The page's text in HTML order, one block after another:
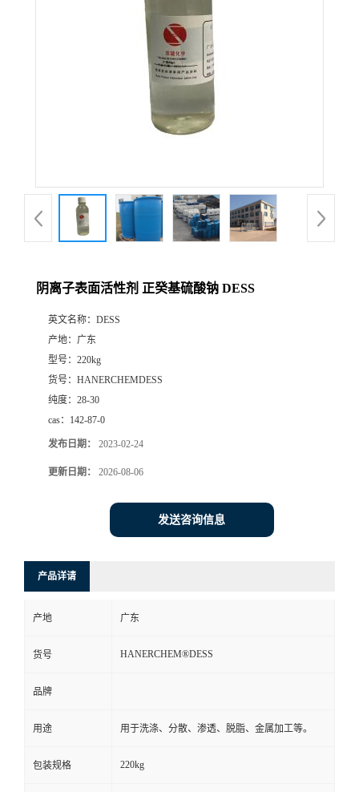
阴离子表面活性剂 正癸基硫酸钠 DESS
英文名称： DESS
产地： 广东
型号： 220kg
货号： HANERCHEMDESS
纯度： 28-30
cas： 142-87-0
发布日期： 2023-02-24
更新日期： 2026-08-06
发送咨询信息
产品详请
产地 广东
货号 HANERCHEM®DESS
品牌
用途 用于洗涤、分散、渗透、脱脂、金属加工等。
包装规格 220kg